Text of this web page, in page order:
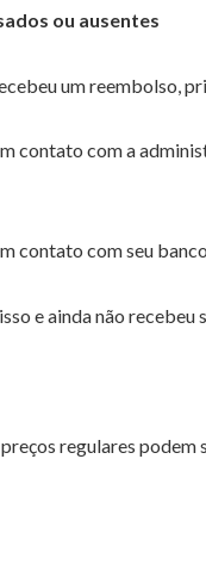
ou ausentes
um reembolso,
contato com a
contato com seu
e ainda não
regulares podem